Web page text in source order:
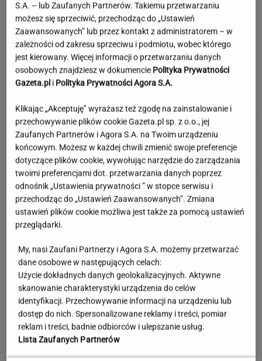
To najdłuższe jezioro w Polsce. Ma aż 16 wysp
Umiesz się zachować? Sprawdź to w quizie z
zasad savoir vivre!
"Mam nadzieję, że zrobią trzecią część". Po 20
latach wywołał burzę
Jedno przekonanie może utrudniać życie
osobom z astygmatyzmem. Zwłaszcza latem
MATERIAŁ PROMOCYJNY
Uruchomili "Tindera dla
medyków". Szybko zgłosili się też adwokaci
SUBSKRYPCJA
S.A. – lub Zaufanych Partnerów. Takiemu przetwarzaniu
możesz się sprzeciwić, przechodząc do „Ustawień
Zaawansowanych” lub przez kontakt z administratorem – w
zależności od zakresu sprzeciwu i podmiotu, wobec którego
jest kierowany. Więcej informacji o przetwarzaniu danych
osobowych znajdziesz w dokumencie Polityka Prywatności
Gazeta.pl i Polityka Prywatności Agora S.A.
Klikając „Akceptuję” wyrażasz też zgodę na zainstalowanie i
przechowywanie plików cookie Gazeta.pl sp. z o.o., jej
Zaufanych Partnerów i Agora S.A. na Twoim urządzeniu
końcowym. Możesz w każdej chwili zmienić swoje preferencje
dotyczące plików cookie, wywołując narzędzie do zarządzania
twoimi preferencjami dot. przetwarzania danych poprzez
odnośnik „Ustawienia prywatności ” w stopce serwisu i
przechodząc do „Ustawień Zaawansowanych”. Zmiana
ustawień plików cookie możliwa jest także za pomocą ustawień
przeglądarki.
My, nasi Zaufani Partnerzy i Agora S.A. możemy przetwarzać
dane osobowe w następujących celach:
Użycie dokładnych danych geolokalizacyjnych. Aktywne
skanowanie charakterystyki urządzenia do celów
identyfikacji. Przechowywanie informacji na urządzeniu lub
dostęp do nich. Spersonalizowane reklamy i treści, pomiar
reklam i treści, badnie odbiorców i ulepszanie usług.
Lista Zaufanych Partnerów